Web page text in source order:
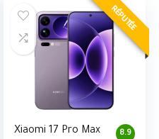
RÉPUTÉE
8.9
Xiaomi 17 Pro Max